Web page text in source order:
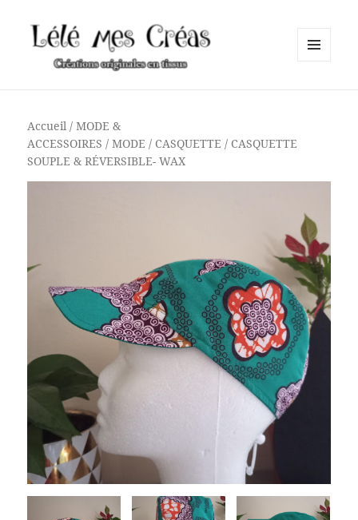
Accueil /MODE &
ACCESSOIRES /MODE /CASQUETTE / CASQUETTE
SOUPLE & RÉVERSIBLE- WAX